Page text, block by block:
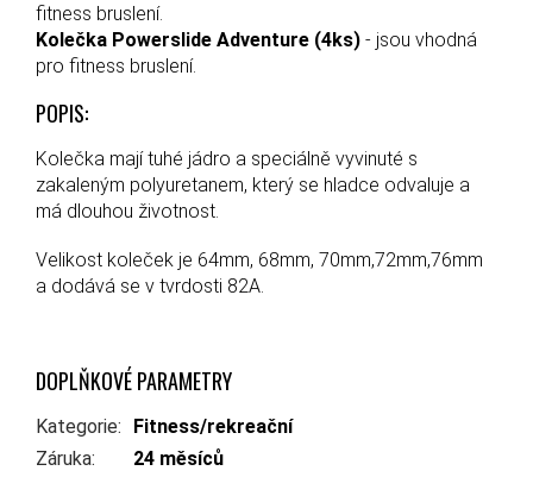
fitness bruslení.
Kolečka Powerslide Adventure (4ks) - jsou vhodná
pro fitness bruslení.
POPIS:
Kolečka mají tuhé jádro a speciálně vyvinuté s
zakaleným polyuretanem, který se hladce odvaluje a
má dlouhou životnost.
Velikost koleček je 64mm, 68mm, 70mm,72mm,76mm
a dodává se v tvrdosti 82A.
DOPLŇKOVÉ PARAMETRY
Kategorie:
Fitness/rekreační
Záruka:
24 měsíců